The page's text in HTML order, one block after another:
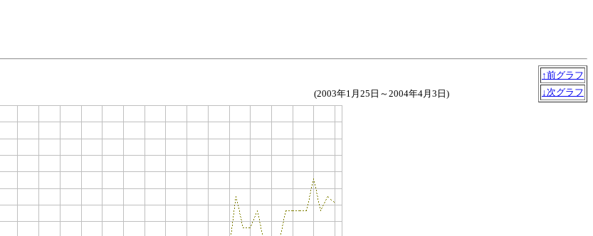
↑前グラフ
↓次グラフ
(2003年1月25日～2004年4月3日)